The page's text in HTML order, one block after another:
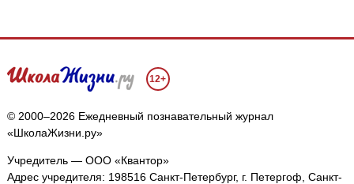
12+
© 2000–2026 Ежедневный познавательный журнал
«ШколаЖизни.ру»
Учредитель — ООО «Квантор»
Адрес учредителя: 198516 Санкт-Петербург, г. Петергоф, Санкт-